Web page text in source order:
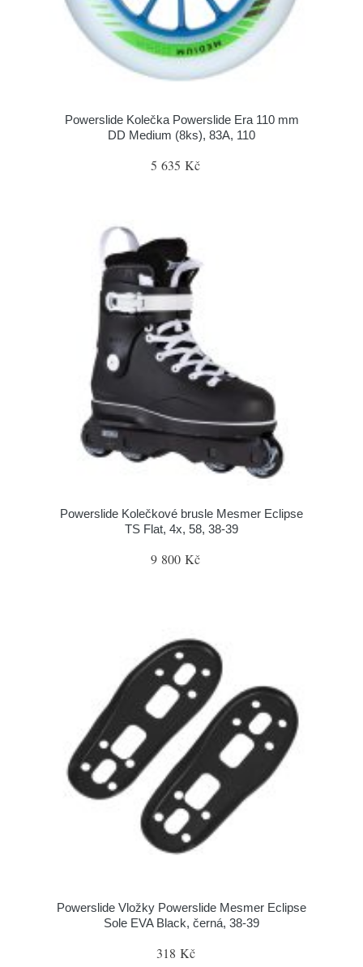
Powerslide Kolečka Powerslide Era 110 mm
DD Medium (8ks), 83A, 110
5 635 Kč
Powerslide Kolečkové brusle Mesmer Eclipse
TS Flat, 4x, 58, 38-39
9 800 Kč
Powerslide Vložky Powerslide Mesmer Eclipse
Sole EVA Black, černá, 38-39
318 Kč